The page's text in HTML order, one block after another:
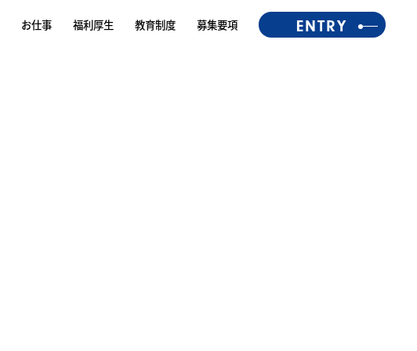
お仕事 福利厚生 教育制度 募集要項 ENTRY